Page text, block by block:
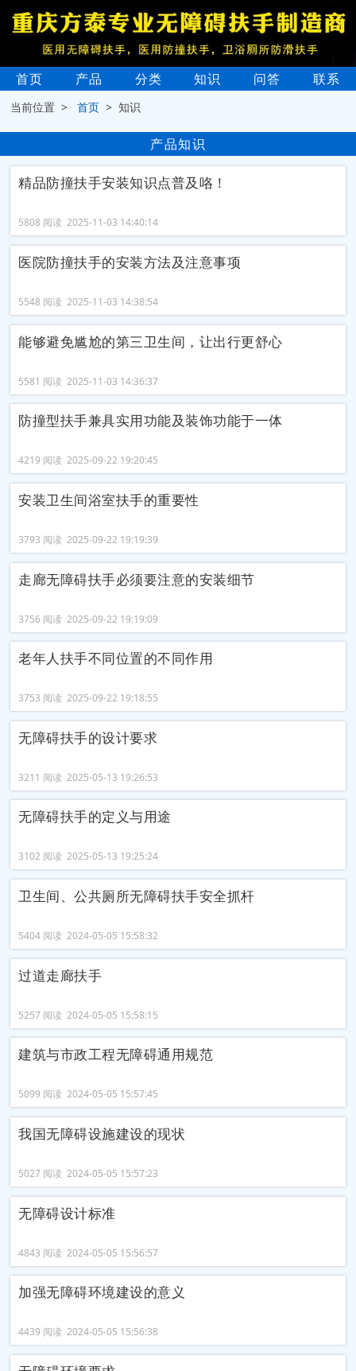
首页 产品 分类 知识 问答 联系
当前位置 >首页 > 知识
产品知识
精品防撞扶手安装知识点普及咯！
5808 阅读 2025-11-03 14:40:14
医院防撞扶手的安装方法及注意事项
5548 阅读 2025-11-03 14:38:54
能够避免尴尬的第三卫生间，让出行更舒心
5581 阅读 2025-11-03 14:36:37
防撞型扶手兼具实用功能及装饰功能于一体
4219 阅读 2025-09-22 19:20:45
安装卫生间浴室扶手的重要性
3793 阅读 2025-09-22 19:19:39
走廊无障碍扶手必须要注意的安装细节
3756 阅读 2025-09-22 19:19:09
老年人扶手不同位置的不同作用
3753 阅读 2025-09-22 19:18:55
无障碍扶手的设计要求
3211 阅读 2025-05-13 19:26:53
无障碍扶手的定义与用途
3102 阅读 2025-05-13 19:25:24
卫生间、公共厕所无障碍扶手安全抓杆
5404 阅读 2024-05-05 15:58:32
过道走廊扶手
5257 阅读 2024-05-05 15:58:15
建筑与市政工程无障碍通用规范
5099 阅读 2024-05-05 15:57:45
我国无障碍设施建设的现状
5027 阅读 2024-05-05 15:57:23
无障碍设计标准
4843 阅读 2024-05-05 15:56:57
加强无障碍环境建设的意义
4439 阅读 2024-05-05 15:56:38